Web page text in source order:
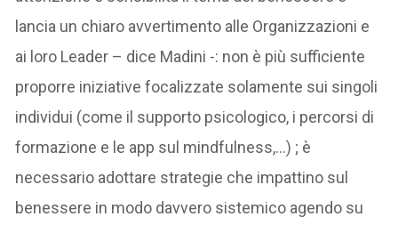
lancia un chiaro avvertimento alle Organizzazioni e
ai loro Leader – dice Madini -: non è più sufficiente
proporre iniziative focalizzate solamente sui singoli
individui (come il supporto psicologico, i percorsi di
formazione e le app sul mindfulness,…) ; è
necessario adottare strategie che impattino sul
benessere in modo davvero sistemico agendo su